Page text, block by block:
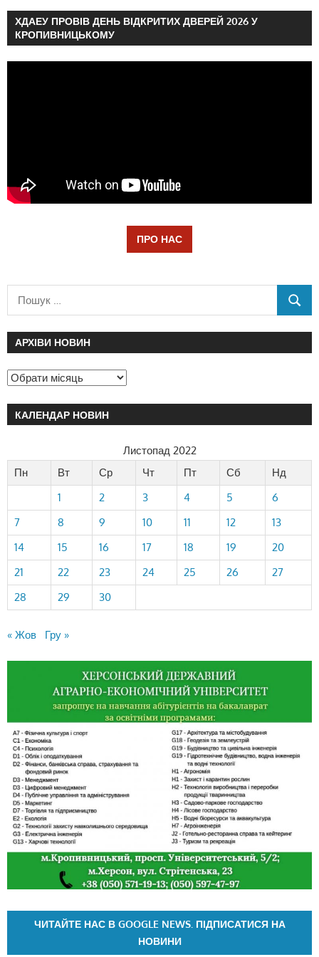
ХДАЕУ ПРОВІВ ДЕНЬ ВІДКРИТИХ ДВЕРЕЙ 2026 У
КРОПИВНИЦЬКОМУ
ПРО НАС
АРХІВИ НОВИН
КАЛЕНДАР НОВИН
Листопад 2022
Пн
Вт Ср Чт Пт Сб
Нд
1
2 3 4 5
6
7
8 9 10 11 12
13
14
15 16 17 18 19
20
21
22 23 24 25 26
27
28
29 30
« Жов Гру »
ЧИТАЙТЕ НАС В GOOGLE NEWS. ПІДПИСАТИСЯ НА
НОВИНИ